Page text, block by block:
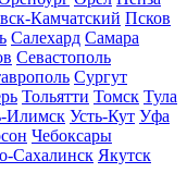
Камчатский Псков
Салехард Самара
Севастополь
Сургут
Тольятти Томск Тула
Илимск Усть-Кут Уфа
Чебоксары
Сахалинск Якутск